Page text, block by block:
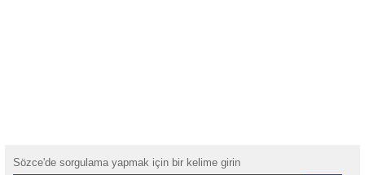
Sözce'de sorgulama yapmak için bir kelime girin